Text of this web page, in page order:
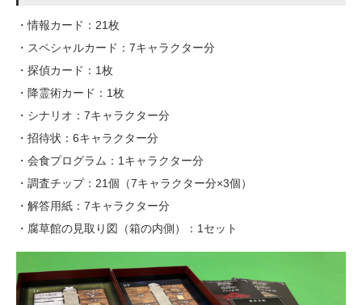
・情報カード：21枚
・スペシャルカード：7キャラクター分
・探偵カード：1枚
・降霊術カード：1枚
・シナリオ：7キャラクター分
・招待状：6キャラクター分
・会食プログラム：1キャラクター分
・調査チップ：21個（7キャラクター分×3個）
・解答用紙：7キャラクター分
・腐草館の見取り図（箱の内側）：1セット